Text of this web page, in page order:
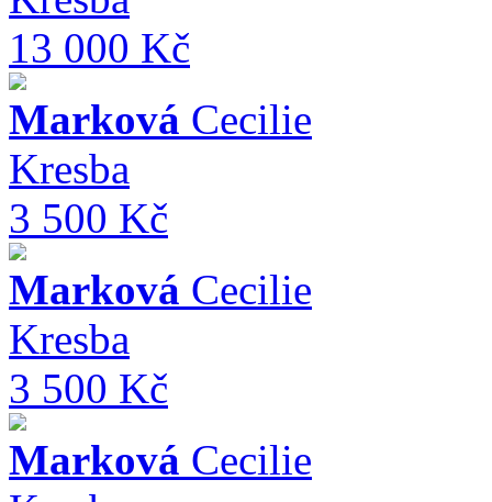
13 000 Kč
Marková Cecilie
Kresba
3 500 Kč
Marková Cecilie
Kresba
3 500 Kč
Marková Cecilie